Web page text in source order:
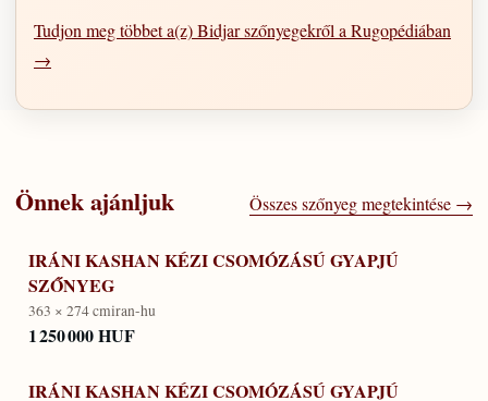
Tudjon meg többet a(z) Bidjar szőnyegekről a Rugopédiában
→
Önnek ajánljuk Összes szőnyeg megtekintése →
IRÁNI KASHAN KÉZI CSOMÓZÁSÚ GYAPJÚ
SZŐNYEG
363 × 274 cmiran-hu
1 250 000 HUF
IRÁNI KASHAN KÉZI CSOMÓZÁSÚ GYAPJÚ